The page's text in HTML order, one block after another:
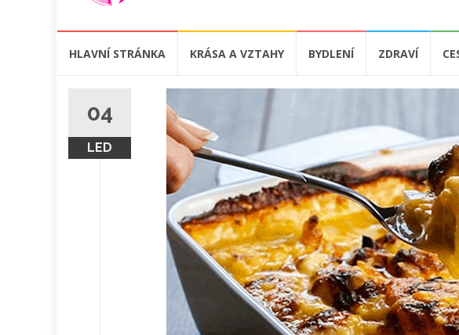
HLAVNÍ STRÁNKA KRÁSA A VZTAHY BYDLENÍ ZDRAVÍ
04
LED